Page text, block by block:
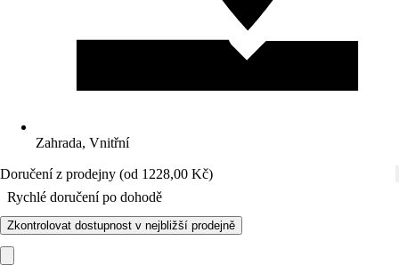
Zahrada, Vnitřní
Doručení z prodejny (od 1228,00 Kč)
Rychlé doručení po dohodě
Zkontrolovat dostupnost v nejbližší prodejně